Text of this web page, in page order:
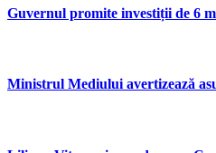
Guvernul promite investiții de 6
Ministrul Mediului avertizează